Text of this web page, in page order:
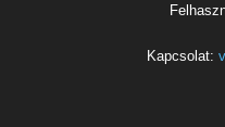
Kapcsolat: